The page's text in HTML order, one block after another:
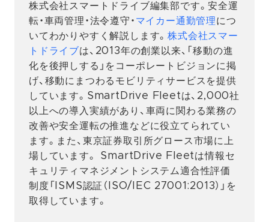
株式会社スマートドライブ編集部です。安全運
転・車両管理・法令遵守・ マイカー通勤管理につ
いてわかりやすく解説します。株式会社スマー
トドライブは、2013年の創業以来、「移動の進
化を後押しする」をコーポレートビジョンに掲
げ、移動にまつわるモビリティサービスを提供
しています。SmartDrive Fleetは、2,000社
以上への導入実績があり、車両に関わる業務の
改善や安全運転の推進などに役立てられてい
ます。また、東京証券取引所グロース市場に上
場しています。 SmartDrive Fleetは情報セ
キュリティマネジメントシステム適合性評価
制度「ISMS認証（ISO/IEC 27001:2013）」を
取得しています。